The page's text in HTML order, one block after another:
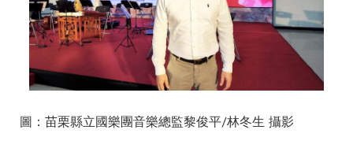
圖：苗栗縣立國樂團音樂總監黎俊平/林冬生 攝影